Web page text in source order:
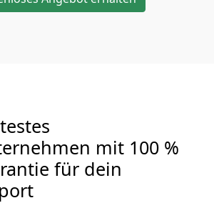
mit 100 %
für dein